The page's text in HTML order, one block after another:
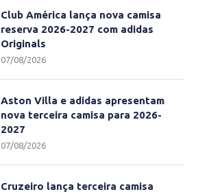
Club América lança nova camisa
reserva 2026-2027 com adidas
Originals
07/08/2026
Aston Villa e adidas apresentam
nova terceira camisa para 2026-
2027
07/08/2026
Cruzeiro lança terceira camisa